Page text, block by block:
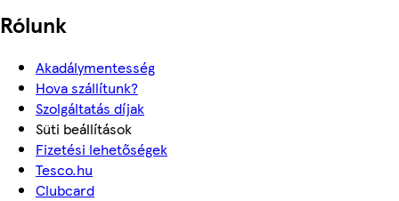
Rólunk
Akadálymentesség
Hova szállítunk?
Szolgáltatás díjak
Süti beállítások
Fizetési lehetőségek
Tesco.hu
Clubcard